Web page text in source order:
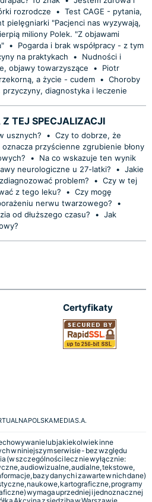
rozrodcze
• Test CAGE - pytania,
pielęgniarki "Pacjenci nas wyzywają,
miliony Polek. "Z objawami
•
Pogarda i brak współpracy - z tym
na praktykach
•
Nudności i
objawy towarzyszące
•
Piotr
a życie - cudem • Choroby
diagnostyka i leczenie
TEJ SPECJALIZACJI
usznych? • Czy to dobrze, że
oznacza przyścienne zgrubienie błony
•
Na co wskazuje ten wynik
neurologiczne u 27-latki? • Jakie
problem?
• Czy w tej
z tego leku?
• Czy mogę
nerwu twarzowego?
•
od dłuższego czasu?
• Jak
Certyfikaty
POLSKA MEDIA S.A.
lub jakiekolwiek inne
w niniejszym serwisie - bez względu
(w szczególności lecz nie wyłącznie:
audiowizualne, audialne, tekstowe,
bazy danych i zawarte w nich dane)
naukowe, kartograficzne, programy
wymaga uprzedniej i jednoznacznej